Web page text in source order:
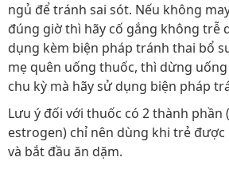
ngủ để tránh sai sót. Nếu không
đúng giờ thì hãy cố gắng không trễ
dụng kèm biện pháp tránh thai bổ
mẹ quên uống thuốc, thì dừng
chu kỳ mà hãy sử dụng biện pháp
Lưu ý đối với thuốc có 2 thành phần
estrogen) chỉ nên dùng khi trẻ
và bắt đầu ăn dặm.